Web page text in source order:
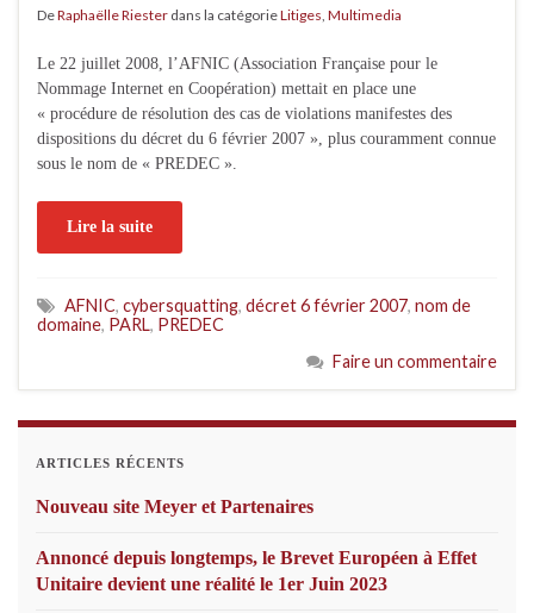
DeRaphaëlle Riester dans la catégorieLitiges Multimedia
Le 22 juillet 2008, l’AFNIC (Association Française pour le
Nommage Internet en Coopération) mettait en place une
« procédure de résolution des cas de violations manifestes des
dispositions du décret du 6 février 2007 », plus couramment connue
sous le nom de « PREDEC ».
Lire la suite
AFNIC, cybersquatting, décret 6 février 2007, nom de
domaine, PARL, PREDEC
Faire un commentaire
ARTICLES RÉCENTS
Nouveau site Meyer et Partenaires
Annoncé depuis longtemps, le Brevet Européen à Effet
Unitaire devient une réalité le 1er Juin 2023